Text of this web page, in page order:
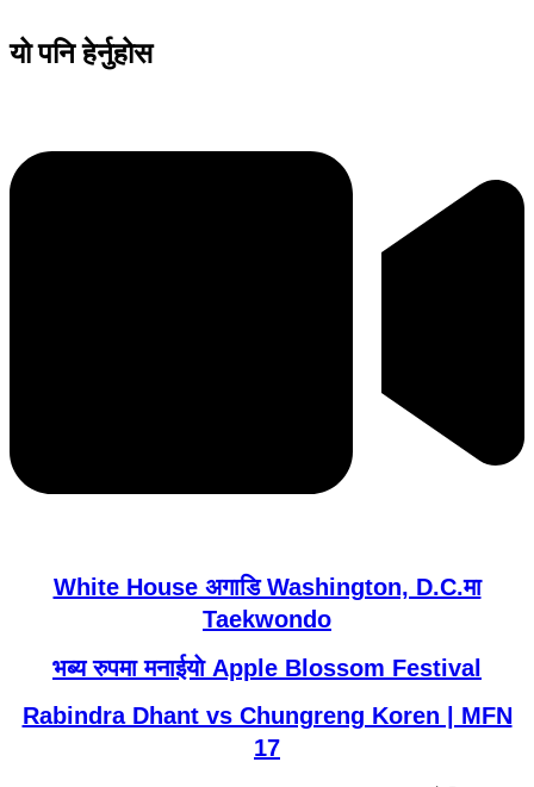
यो पनि हेर्नुहोस
White House अगाडि Washington, D.C.मा
Taekwondo
भब्य रुपमा मनाईयाे Apple Blossom Festival
Rabindra Dhant vs Chungreng Koren | MFN
17